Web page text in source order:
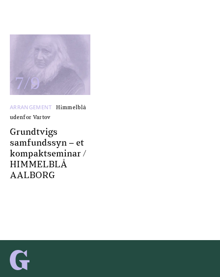
7/9
ARRANGEMENT
Himmelblå
udenfor Vartov
Grundtvigs
samfundssyn – et
kompaktseminar /
HIMMELBLÅ
AALBORG